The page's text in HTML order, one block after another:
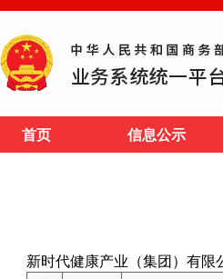
首页 信息公示
新时代健康产业（集团）有